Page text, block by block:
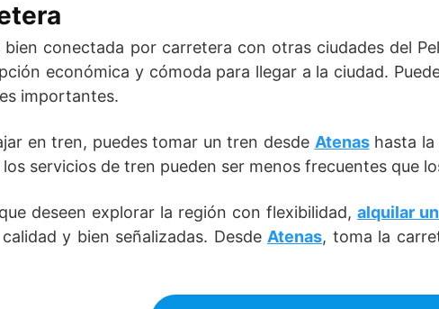
bien conectada por carretera con otras ciudades del
económica y cómoda para llegar a la ciudad.
importantes.
en tren, puedes tomar un tren desde Atenashasta la
servicios de tren pueden ser menos frecuentes que
deseen explorar la región con flexibilidad, alquilar
y bien señalizadas. Desde Atenas, toma la